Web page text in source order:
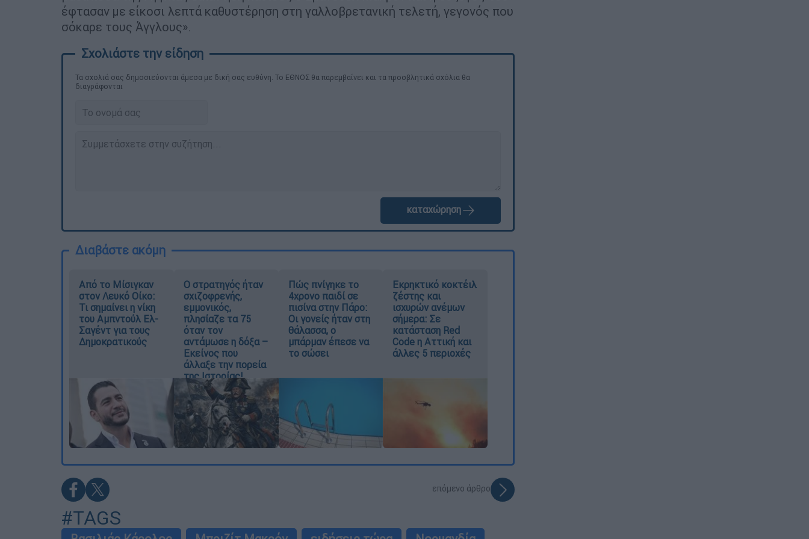
έφτασαν με είκοσι λεπτά καθυστέρηση στη γαλλοβρετανική τελετή, γεγονός που
σόκαρε τους Άγγλους».
Τα σχολιά σας δημοσιεύονται άμεσα με δική σας ευθύνη. Το ΕΘΝΟΣ θα παρεμβαίνει και τα προσβλητικά σχόλια θα
διαγράφονται
καταχώρηση
Διαβάστε ακόμη
Από το Μίσιγκαν
στον Λευκό Οίκο:
Τι σημαίνει η νίκη
του Αμπντούλ Ελ-
Σαγέντ για τους
Δημοκρατικούς
O στρατηγός ήταν
σχιζοφρενής,
εμμονικός,
πλησίαζε τα 75
όταν τον
αντάμωσε η δόξα –
Εκείνος που
άλλαξε την πορεία
της Ιστορίας!
Πώς πνίγηκε το
4χρονο παιδί σε
πισίνα στην Πάρο:
Οι γονείς ήταν στη
θάλασσα, ο
μπάρμαν έπεσε να
το σώσει
Εκρηκτικό κοκτέιλ
ζέστης και
ισχυρών ανέμων
σήμερα: Σε
κατάσταση Red
Code η Αττική και
άλλες 5 περιοχές
επόμενο άρθρο
#TAGS